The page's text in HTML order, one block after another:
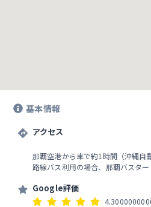
基本情報
アクセス
那覇空港から車で約1時間（沖縄自
路線バス利用の場合、那覇バスタ
Google評価